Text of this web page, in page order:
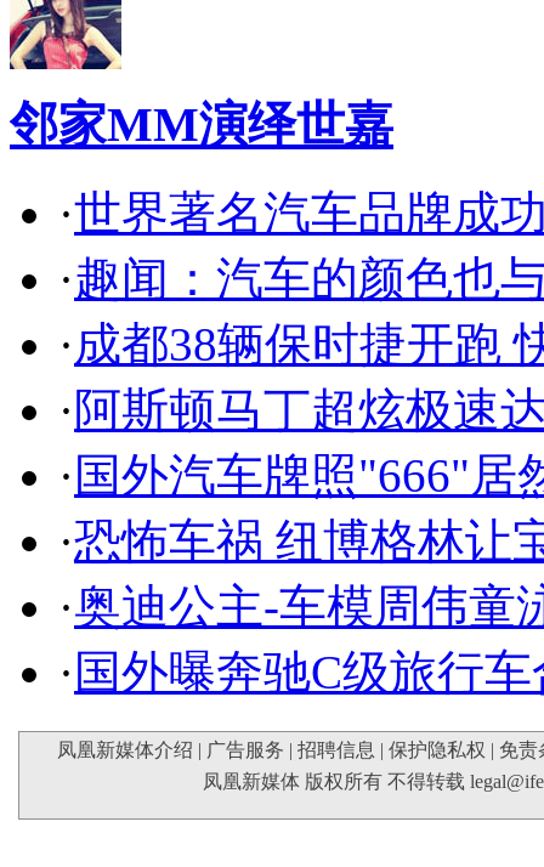
邻家MM演绎世嘉
·世界著名汽车品牌成
·趣闻：汽车的颜色也
·成都38辆保时捷开跑
·阿斯顿马丁超炫极速
· 国外汽车牌照"666"居
·恐怖车祸 纽博格林让
·奥迪公主-车模周伟童
· 国外曝奔驰C级旅行
凤凰新媒体介绍 | 广告服务 | 招聘信息 | 保护隐私权 | 免责
凤凰新媒体 版权所有 不得转载